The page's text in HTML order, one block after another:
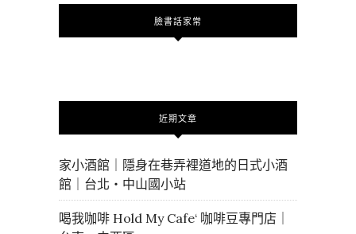
臉書話家常
近期文章
家小酒館｜隱身在巷弄裡道地的日式小酒
館｜台北・中山國小站
喝我咖啡 Hold My Cafe‘ 咖啡豆專門店｜